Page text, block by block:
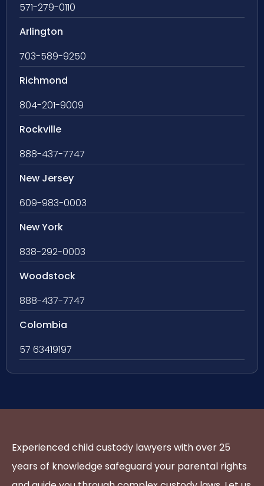
571-279-0110
Arlington
703-589-9250
Richmond
804-201-9009
Rockville
888-437-7747
New Jersey
609-983-0003
New York
838-292-0003
Woodstock
888-437-7747
Colombia
57 63419197
Experienced child custody lawyers with over 25
years of knowledge safeguard your parental rights